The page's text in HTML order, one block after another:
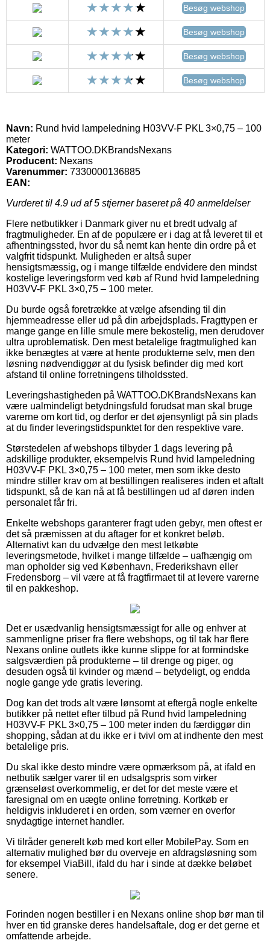
Besøg webshop
Besøg webshop
Besøg webshop
Besøg webshop
Navn: Rund hvid lampeledning H03VV-F PKL 3×0,75 – 100
meter
Kategori: WATTOO.DKBrandsNexans
Producent: Nexans
Varenummer: 7330000136885
EAN:
Vurderet til 4.9 ud af 5 stjerner baseret på 40 anmeldelser
Flere netbutikker i Danmark giver nu et bredt udvalg af
fragtmuligheder. En af de populære er i dag at få leveret til et
afhentningssted, hvor du så nemt kan hente din ordre på et
valgfrit tidspunkt. Muligheden er altså super
hensigtsmæssig, og i mange tilfælde endvidere den mindst
kostelige leveringsform ved køb af Rund hvid lampeledning
H03VV-F PKL 3×0,75 – 100 meter.
Du burde også foretrække at vælge afsending til din
hjemmeadresse eller ud på din arbejdsplads. Fragttypen er
mange gange en lille smule mere bekostelig, men derudover
ultra uproblematisk. Den mest betalelige fragtmulighed kan
ikke benægtes at være at hente produkterne selv, men den
løsning nødvendiggør at du fysisk befinder dig med kort
afstand til online forretningens tilholdssted.
Leveringshastigheden på WATTOO.DKBrandsNexans kan
være ualmindeligt betydningsfuld forudsat man skal bruge
varerne om kort tid, og derfor er det øjensynligt på sin plads
at du finder leveringstidspunktet for den respektive vare.
Størstedelen af webshops tilbyder 1 dags levering på
adskillige produkter, eksempelvis Rund hvid lampeledning
H03VV-F PKL 3×0,75 – 100 meter, men som ikke desto
mindre stiller krav om at bestillingen realiseres inden et aftalt
tidspunkt, så de kan nå at få bestillingen ud af døren inden
personalet får fri.
Enkelte webshops garanterer fragt uden gebyr, men oftest er
det så præmissen at du aftager for et konkret beløb.
Alternativt kan du udvælge den mest letkøbte
leveringsmetode, hvilket i mange tilfælde – uafhængig om
man opholder sig ved København, Frederikshavn eller
Fredensborg – vil være at få fragtfirmaet til at levere varerne
til en pakkeshop.
Det er usædvanlig hensigtsmæssigt for alle og enhver at
sammenligne priser fra flere webshops, og til tak har flere
Nexans online outlets ikke kunne slippe for at formindske
salgsværdien på produkterne – til drenge og piger, og
desuden også til kvinder og mænd – betydeligt, og endda
nogle gange yde gratis levering.
Dog kan det trods alt være lønsomt at eftergå nogle enkelte
butikker på nettet efter tilbud på Rund hvid lampeledning
H03VV-F PKL 3×0,75 – 100 meter inden du færdiggør din
shopping, sådan at du ikke er i tvivl om at indhente den mest
betalelige pris.
Du skal ikke desto mindre være opmærksom på, at ifald en
netbutik sælger varer til en udsalgspris som virker
grænseløst overkommelig, er det for det meste være et
faresignal om en uægte online forretning. Kortkøb er
heldigvis inkluderet i en orden, som værner en overfor
snydagtige internet handler.
Vi tilråder generelt køb med kort eller MobilePay. Som en
alternativ mulighed bør du overveje en afdragsløsning som
for eksempel ViaBill, ifald du har i sinde at dække beløbet
senere.
Forinden nogen bestiller i en Nexans online shop bør man til
hver en tid granske deres handelsaftale, dog er det gerne et
omfattende arbejde.